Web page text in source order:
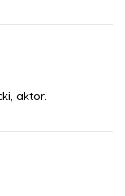
aktor.